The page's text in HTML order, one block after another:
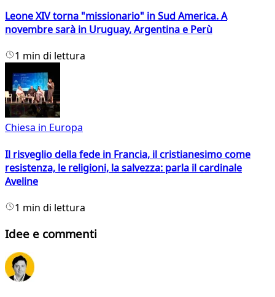
Leone XIV torna "missionario" in Sud America. A
novembre sarà in Uruguay, Argentina e Perù
1 min di lettura
Chiesa in Europa
Il risveglio della fede in Francia, il cristianesimo come
resistenza, le religioni, la salvezza: parla il cardinale
Aveline
1 min di lettura
Idee e commenti